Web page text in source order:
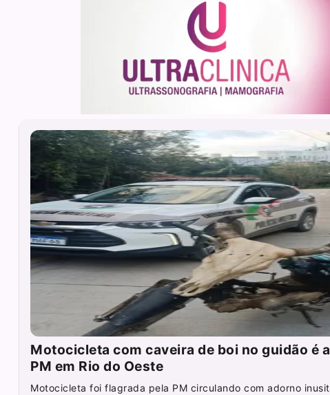
Motocicleta com caveira de boi no guidão é
PM em Rio do Oeste
Motocicleta foi flagrada pela PM circulando com adorno